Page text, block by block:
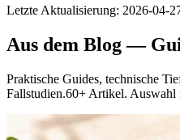
Letzte Aktualisierung: 2026-04-
Aus dem Blog —
Praktische Guides, technische
Fallstudien.60+ Artikel. Auswahl